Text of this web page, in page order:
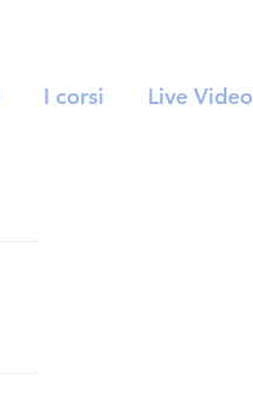
I corsi Live Video